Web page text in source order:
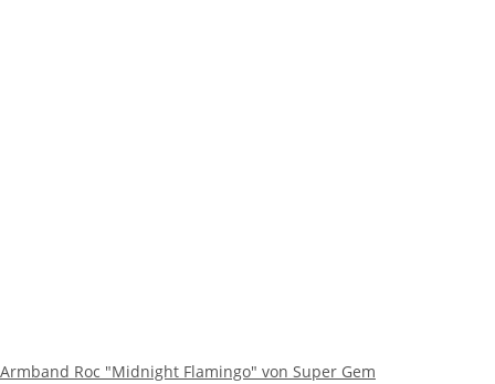
Armband Roc "Midnight Flamingo" von Super Gem